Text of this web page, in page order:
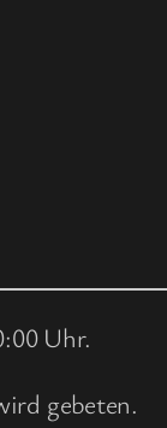
Uhr.
gebeten.